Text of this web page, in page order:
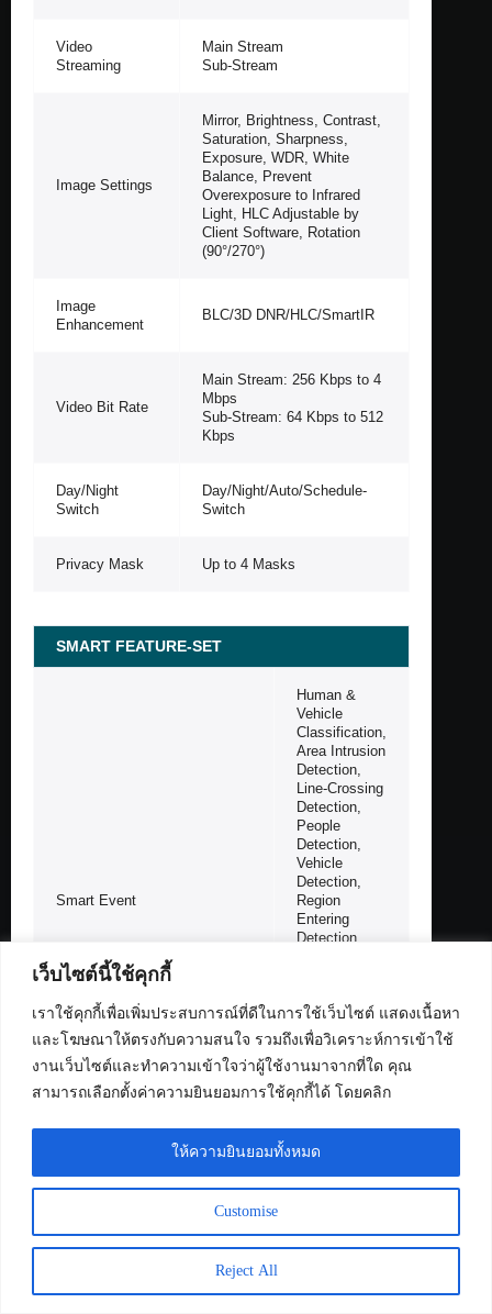
เว็บไซต์นี้ใช้คุกกี้
เราใช้คุกกี้เพื่อเพิ่มประสบการณ์ที่ดีในการใช้เว็บไซต์ แสดงเนื้อหา
และโฆษณาให้ตรงกับความสนใจ รวมถึงเพื่อวิเคราะห์การเข้าใช้
งานเว็บไซต์และทำความเข้าใจว่าผู้ใช้งานมาจากที่ใด คุณ
สามารถเลือกตั้งค่าความยินยอมการใช้คุกกี้ได้ โดยคลิก
Customise
Reject All
ให้ความยินยอมทั้งหมด
Video
Streaming
Main Stream
Sub-Stream
Image Settings
Mirror, Brightness, Contrast,
Saturation, Sharpness,
Exposure, WDR, White
Balance, Prevent
Overexposure to Infrared
Light, HLC Adjustable by
Client Software, Rotation
(90°/270°)
Image
Enhancement
BLC/3D DNR/HLC/SmartIR
Video Bit Rate
Main Stream: 256 Kbps to 4
Mbps
Sub-Stream: 64 Kbps to 512
Kbps
Day/Night
Switch
Day/Night/Auto/Schedule-
Switch
Privacy Mask Up to 4 Masks
SMART FEATURE-SET
Smart Event
Human &
Vehicle
Classification,
Area Intrusion
Detection,
Line-Crossing
Detection,
People
Detection,
Vehicle
Detection,
Region
Entering
Detection,
Object
Abandoned
Detection,
Object
Removal
Motion
Detection,
Detection,
Exception (